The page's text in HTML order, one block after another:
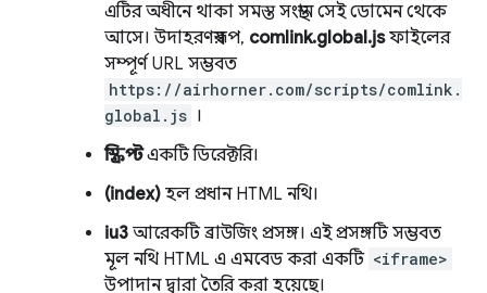
এটির অধীনে থাকা সমস্ত সংস্থান সেই ডোমেন থেকে
আসে। উদাহরণস্বরূপ, comlink.global.jsফাইলের
সম্পূর্ণ URL সম্ভবত
https://airhorner.com/scripts/comlink.
global.js ।
স্ক্রিপ্টএকটি ডিরেক্টরি।
(index) হল প্রধান HTML নথি।
iu3 আরেকটি ব্রাউজিং প্রসঙ্গ। এই প্রসঙ্গটি সম্ভবত
মূল নথি HTML এ এমবেড করা একটি <iframe>
উপাদান দ্বারা তৈরি করা হয়েছে।